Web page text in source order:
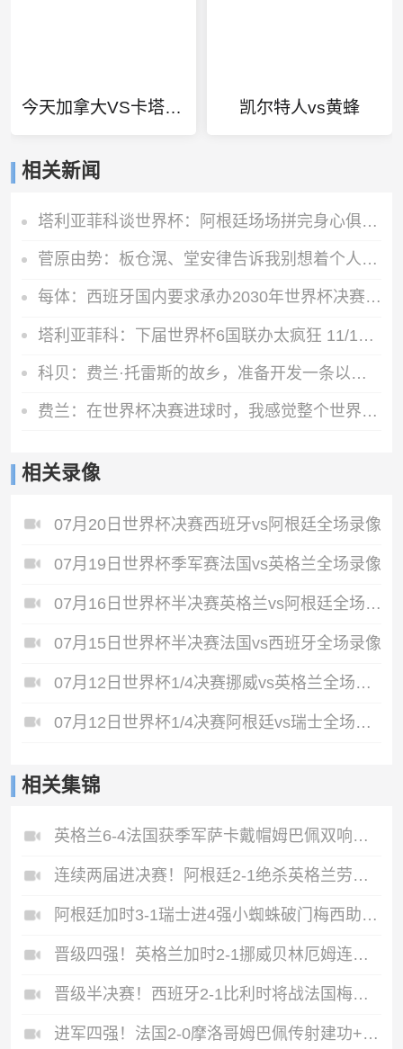
今天加拿大VS卡塔尔直播 凯尔特人vs黄蜂
相关新闻
塔利亚菲科谈世界杯：阿根廷场场拼完身心俱疲，决赛场地状况很差
菅原由势：板仓滉、堂安律告诉我别想着个人表现，要为球队奔跑
每体：西班牙国内要求承办2030年世界杯决赛，等待国际足联会议
塔利亚菲科：下届世界杯6国联办太疯狂 11/12月踢体能会更充沛
科贝：费兰·托雷斯的故乡，准备开发一条以他为主题的旅游线路
费兰：在世界杯决赛进球时，我感觉整个世界都静止了
相关录像
07月20日世界杯决赛西班牙vs阿根廷全场录像
07月19日世界杯季军赛法国vs英格兰全场录像
07月16日世界杯半决赛英格兰vs阿根廷全场录像
07月15日世界杯半决赛法国vs西班牙全场录像
07月12日世界杯1/4决赛挪威vs英格兰全场录像
07月12日世界杯1/4决赛阿根廷vs瑞士全场录像
相关集锦
英格兰6-4法国获季军萨卡戴帽姆巴佩双响创纪录奥利塞2助+失良机
连续两届进决赛！阿根廷2-1绝杀英格兰劳塔罗恩佐破门梅西两助攻
阿根廷加时3-1瑞士进4强小蜘蛛破门梅西助攻麦卡恩博洛假摔染红
晋级四强！英格兰加时2-1挪威贝林厄姆连场双响谢尔德鲁普破门
晋级半决赛！西班牙2-1比利时将战法国梅里诺替补绝杀拉门斯送礼
进军四强！法国2-0摩洛哥姆巴佩传射建功+失点登贝莱贴地斩